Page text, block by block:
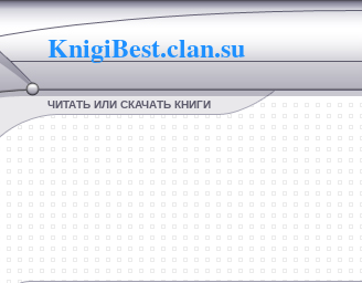
KnigiBest.clan.su
ЧИТАТЬ ИЛИ СКАЧАТЬ КНИГИ